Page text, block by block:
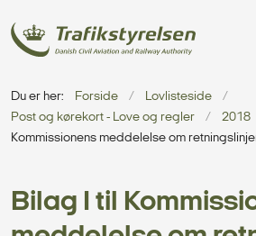
Du er her: Forside
Lovlisteside
Post og kørekort - Love og regler
2018
Kommissionens meddelelse om
Bilag I til